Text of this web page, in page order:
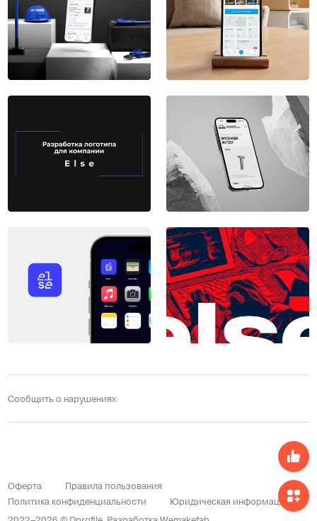
Сообщить о нарушениях
Оферта
Правила пользования
Политика конфиденциальности
Юридическая информация